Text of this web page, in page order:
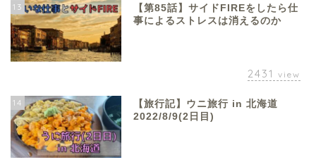
13
【第85話】サイドFIREをしたら仕
事によるストレスは消えるのか
2431 view
14
【旅行記】ウニ旅行 in 北海道
2022/8/9(2日目)